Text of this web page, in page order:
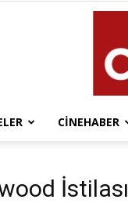
CINEHABER
İstilası